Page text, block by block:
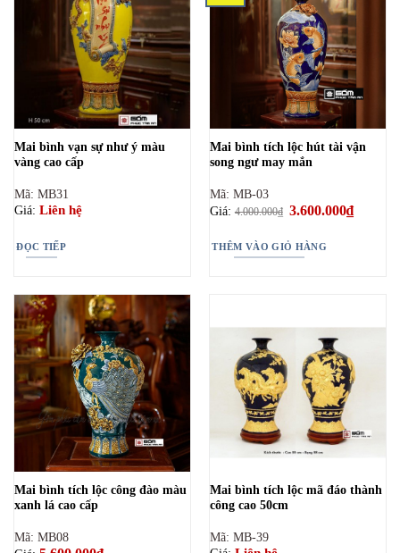
Mai bình vạn sự như ý màu
vàng cao cấp
Mã: MB31
Giá: Liên hệ
ĐỌC TIẾP
Mai bình tích lộc hút tài vận
song ngư may mắn
Mã: MB-03
Giá:4.000.000₫ Giá
4.000.000₫.
3.600.000₫Giá
hiện
THÊM VÀO GIỎ HÀNG
Mai bình tích lộc công đào màu
xanh lá cao cấp
Mã: MB08
Mai bình tích lộc mã đáo thành
công cao 50cm
Mã: MB-39